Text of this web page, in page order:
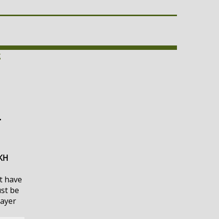
have
be